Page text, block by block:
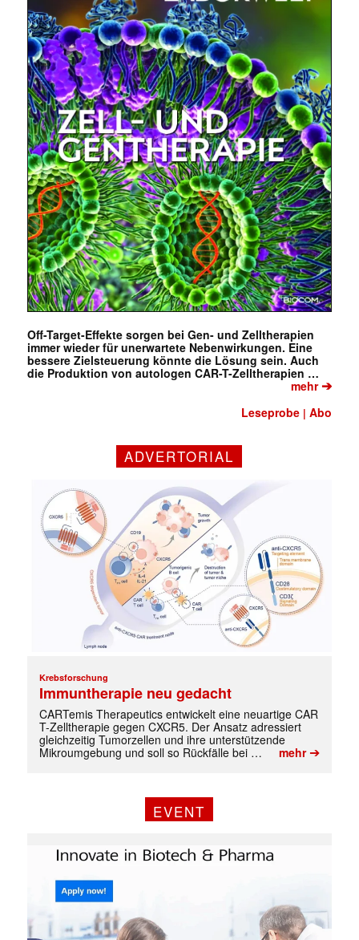
Off-Target-Effekte sorgen bei Gen- und Zelltherapien
immer wieder für unerwartete Nebenwirkungen. Eine
bessere Zielsteuerung könnte die Lösung sein. Auch
die Produktion von autologen CAR-T-Zelltherapien …
mehr➔
Leseprobe |Abo
ADVERTORIAL
Krebsforschung
Immuntherapie neu gedacht
CARTemis Therapeutics entwickelt eine neuartige CAR
T-Zelltherapie gegen CXCR5. Der Ansatz adressiert
gleichzeitig Tumorzellen und ihre unterstützende
Mikroumgebung und soll so Rückfälle bei …
mehr➔
EVENT